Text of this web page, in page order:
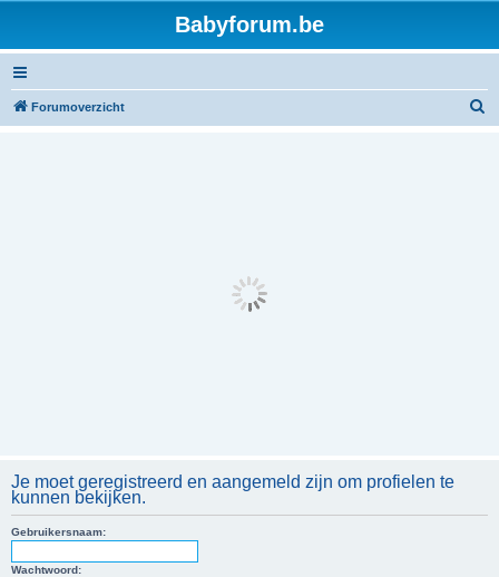
Babyforum.be
Forumoverzicht
Je moet geregistreerd en aangemeld zijn om profielen te
kunnen bekijken.
Gebruikersnaam:
Wachtwoord: